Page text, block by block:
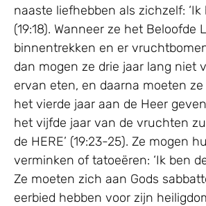
naaste liefhebben als zichzelf: ‘Ik
(19:18). Wanneer ze het Beloofde
binnentrekken en er
dan mogen ze drie jaar lang niet
ervan eten, en daarna moeten
het vierde jaar aan de Heer
het vijfde jaar van de vruchten
de HERE’ (19:23-25). Ze mogen
verminken of tatoeëren: ‘Ik ben de
Ze moeten zich aan Gods
eerbied hebben voor zijn